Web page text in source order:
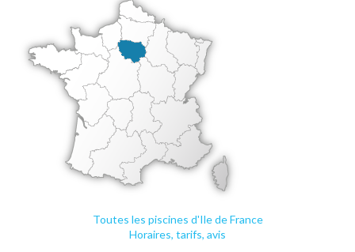
Toutes les piscines d'Ile de France
Horaires, tarifs, avis